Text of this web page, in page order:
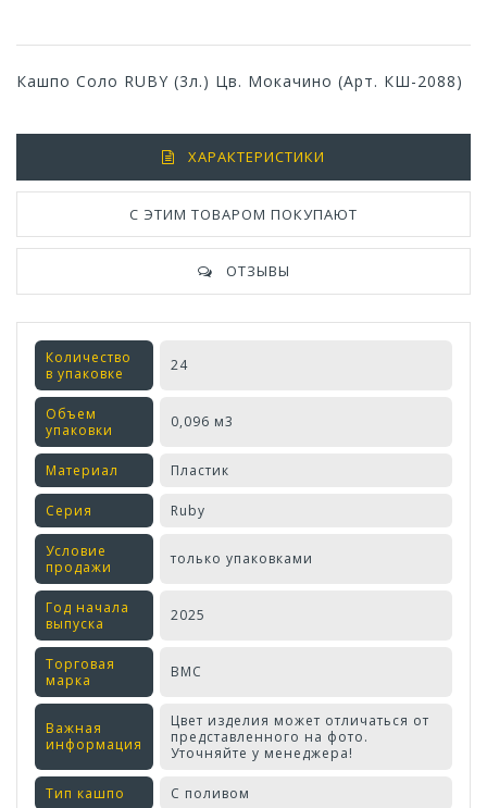
Кашпо Соло RUBY (3л.) Цв. Мокачино (Арт. КШ-2088)
ХАРАКТЕРИСТИКИ
С ЭТИМ ТОВАРОМ ПОКУПАЮТ
ОТЗЫВЫ
Количество
в упаковке
24
Объем
упаковки
0,096 м3
Материал Пластик
Серия Ruby
Условие
продажи
только упаковками
Год начала
выпуска
2025
Торговая
марка
ВМС
Важная
информация
Цвет изделия может отличаться от
представленного на фото.
Уточняйте у менеджера!
Тип кашпо С поливом